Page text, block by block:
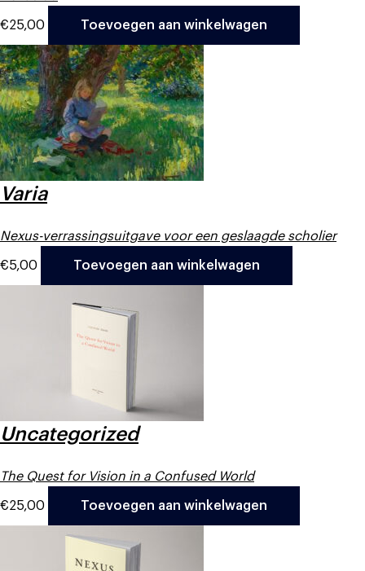
€25,00 Toevoegen aan winkelwagen
Varia
Nexus-verrassingsuitgave voor een geslaagde scholier
€5,00 Toevoegen aan winkelwagen
Uncategorized
The Quest for Vision in a Confused World
€25,00 Toevoegen aan winkelwagen